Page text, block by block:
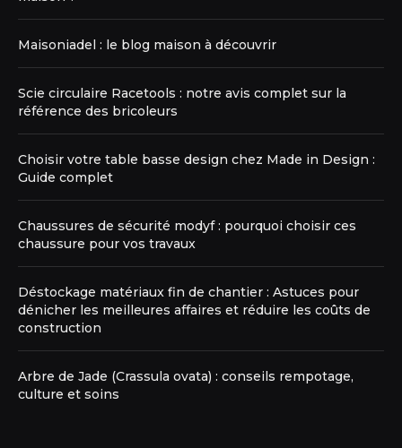
Maisoniadel : le blog maison à découvrir
Scie circulaire Racetools : notre avis complet sur la
référence des bricoleurs
Choisir votre table basse design chez Made in Design :
Guide complet
Chaussures de sécurité modyf : pourquoi choisir ces
chaussure pour vos travaux
Déstockage matériaux fin de chantier : Astuces pour
dénicher les meilleures affaires et réduire les coûts de
construction
Arbre de Jade (Crassula ovata) : conseils rempotage,
culture et soins